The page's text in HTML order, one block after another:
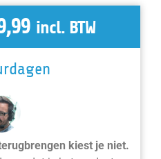
incl. BTW
kiest je niet.